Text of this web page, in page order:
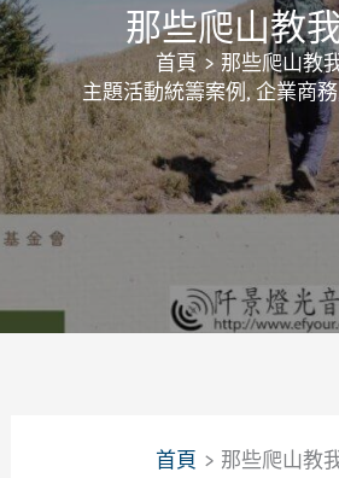
那些爬山教
首頁
那些爬山教
主題活動統籌案例 ,企業商務
首頁
那些爬山教